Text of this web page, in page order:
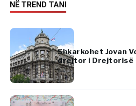
NË TREND TANI
Shkarkohet Jovan
drejtor i Drejtorisë
Republikës së